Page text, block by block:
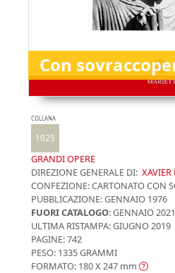
Con
COLLANA
1025
GRANDI OPERE
DIREZIONE GENERALE DI:
CONFEZIONE:CARTONATO CON
PUBBLICAZIONE:GENNAIO 1976
FUORI CATALOGO: GENNAIO 2021
ULTIMA RISTAMPA:GIUGNO 2019
PAGINE: 742
PESO: 1335 GRAMMI
FORMATO: 180 X 247 mm